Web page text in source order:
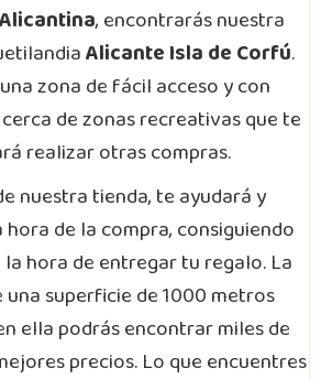
Alicantina, encontrarás nuestra
Alicante Isla de Corfú.
zona de fácil acceso y con
de zonas recreativas que te
realizar otras compras.
nuestra tienda, te ayudará y
de la compra, consiguiendo
hora de entregar tu regalo. La
superficie de 1000 metros
ella podrás encontrar miles de
precios. Lo que encuentres